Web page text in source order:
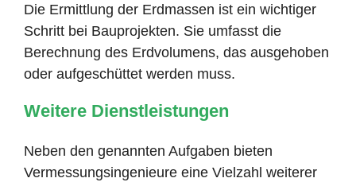
Die Ermittlung der Erdmassen ist ein wichtiger
Schritt bei Bauprojekten. Sie umfasst die
Berechnung des Erdvolumens, das ausgehoben
oder aufgeschüttet werden muss.
Weitere Dienstleistungen
Neben den genannten Aufgaben bieten
Vermessungsingenieure eine Vielzahl weiterer